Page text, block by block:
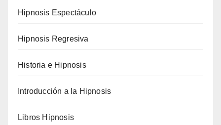
Hipnosis Espectáculo
Hipnosis Regresiva
Historia e Hipnosis
Introducción a la Hipnosis
Libros Hipnosis